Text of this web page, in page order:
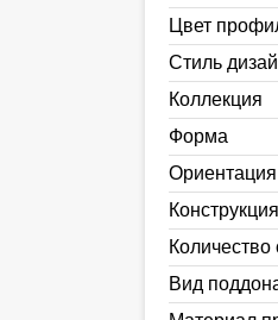
Цвет
Стиль
Коллекция
Форма
Ориентация
Количество
Вид